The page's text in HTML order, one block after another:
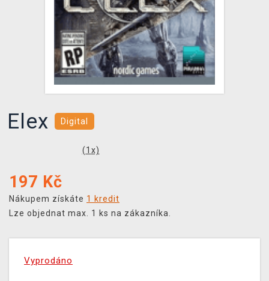
TCG & BOARDGAME HUB
VÝKUP HER (BAZAR)
Elex Digital
(1 x)
197 Kč
Nákupem získáte 1 kredit
Lze objednat max. 1 ks na zákazníka.
Vyprodáno